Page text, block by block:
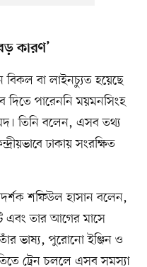
কারণ’
বিকল বা লাইনচ্যুত হয়েছে
দিতে পারেননি ময়মনসিংহ
তিনি বলেন, এসব তথ্য
ঢাকায় সংরক্ষিত
শফিউল হাসান বলেন,
এবং তার আগের মাসে
তাঁর ভাষ্য, পুরোনো ইঞ্জিন ও
ট্রেন চললে এসব সমস্যা